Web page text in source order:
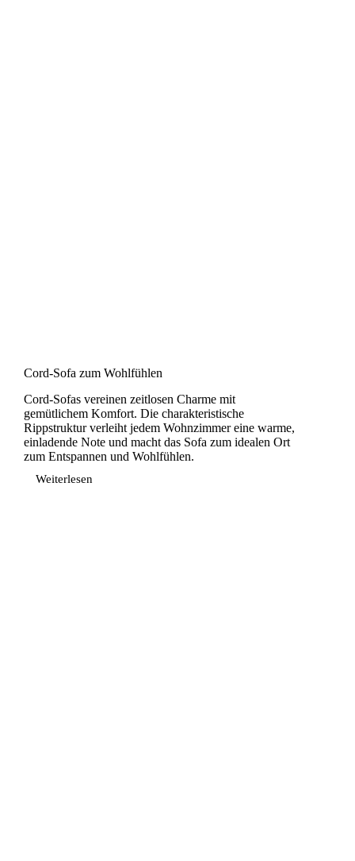
Cord-Sofa zum Wohlfühlen
Cord-Sofas vereinen zeitlosen Charme mit
gemütlichem Komfort. Die charakteristische
Rippstruktur verleiht jedem Wohnzimmer eine warme,
einladende Note und macht das Sofa zum idealen Ort
zum Entspannen und Wohlfühlen.
Weiterlesen
Cord-